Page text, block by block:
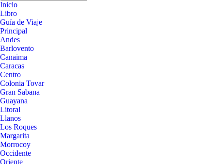
Inicio
Libro
Guía de Viaje
Principal
Andes
Barlovento
Canaima
Caracas
Centro
Colonia Tovar
Gran Sabana
Guayana
Litoral
Llanos
Los Roques
Margarita
Morrocoy
Occidente
Oriente